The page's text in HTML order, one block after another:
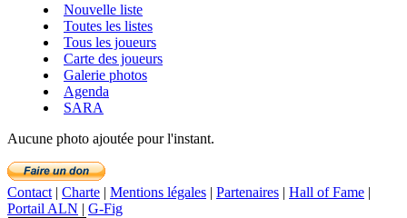
Nouvelle liste
Toutes les listes
Tous les joueurs
Carte des joueurs
Galerie photos
Agenda
SARA
Aucune photo ajoutée pour l'instant.
Contact | Charte | Mentions légales | Partenaires | Hall of Fame |
Portail ALN | G-Fig